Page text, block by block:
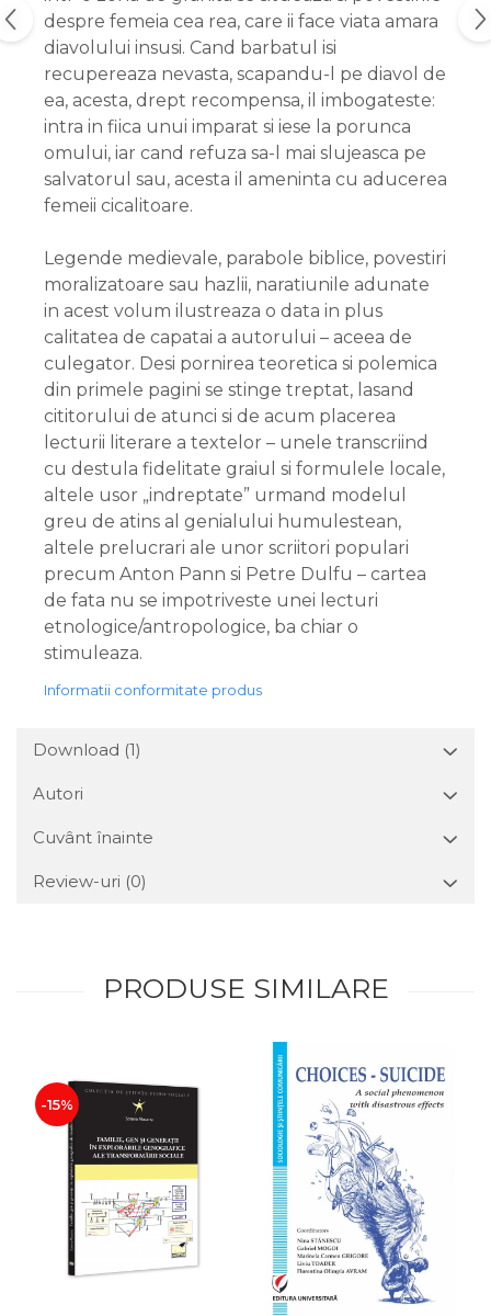
despre femeia cea rea, care ii face viata amara
diavolului insusi. Cand barbatul isi
recupereaza nevasta, scapandu-l pe diavol de
ea, acesta, drept recompensa, il imbogateste:
intra in fiica unui imparat si iese la porunca
omului, iar cand refuza sa-l mai slujeasca pe
salvatorul sau, acesta il ameninta cu aducerea
femeii cicalitoare.
Legende medievale, parabole biblice, povestiri
moralizatoare sau hazlii, naratiunile adunate
in acest volum ilustreaza o data in plus
calitatea de capatai a autorului – aceea de
culegator. Desi pornirea teoretica si polemica
din primele pagini se stinge treptat, lasand
cititorului de atunci si de acum placerea
lecturii literare a textelor – unele transcriind
cu destula fidelitate graiul si formulele locale,
altele usor „indreptate” urmand modelul
greu de atins al genialului humulestean,
altele prelucrari ale unor scriitori populari
precum Anton Pann si Petre Dulfu – cartea
de fata nu se impotriveste unei lecturi
etnologice/antropologice, ba chiar o
stimuleaza.
Informatii conformitate produs
Download (1)
Autori
Cuvânt înainte
Review-uri (0)
PRODUSE SIMILARE
-15%